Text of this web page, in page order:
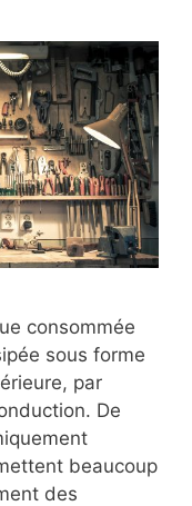
consommée
sous forme
par
De
beaucoup
des